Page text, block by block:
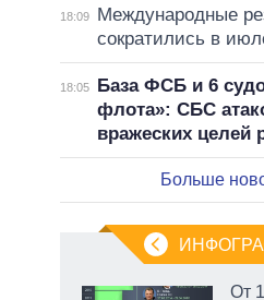
18:09
Международные
сократились в
18:05
База ФСБ и 6
флота»: СБС
вражеских целей
Больше
От